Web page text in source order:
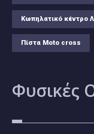
Κωπηλατικό κέντρο
Πίστα Moto cross
Φυσικές